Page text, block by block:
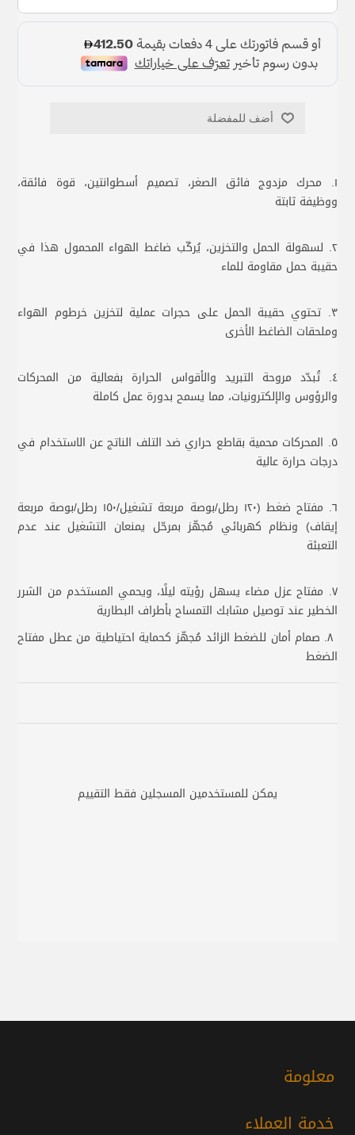
أضف للمفضلة
١. محرك مزدوج فائق الصغر، تصميم أسطوانتين، قوة فائقة،
ووظيفة ثابتة
٢. لسهولة الحمل والتخزين، يُركّب ضاغط الهواء المحمول هذا في
حقيبة حمل مقاومة للماء
٣. تحتوي حقيبة الحمل على حجرات عملية لتخزين خرطوم الهواء
وملحقات الضاغط الأخرى
٤. تُبدّد مروحة التبريد والأقواس الحرارة بفعالية من المحركات
والرؤوس والإلكترونيات، مما يسمح بدورة عمل كاملة
٥. المحركات محمية بقاطع حراري ضد التلف الناتج عن الاستخدام في
درجات حرارة عالية
٦. مفتاح ضغط (١٢٠ رطل/بوصة مربعة تشغيل/١٥٠ رطل/بوصة مربعة
إيقاف) ونظام كهربائي مُجهّز بمرحّل يمنعان التشغيل عند عدم
التعبئة
٧. مفتاح عزل مضاء يسهل رؤيته ليلًا، ويحمي المستخدم من الشرر
الخطير عند توصيل مشابك التمساح بأطراف البطارية
٨. صمام أمان للضغط الزائد مُجهّز كحماية احتياطية من عطل مفتاح
الضغط
يمكن للمستخدمين المسجلين فقط التقييم
معلومة
خدمة العملاء